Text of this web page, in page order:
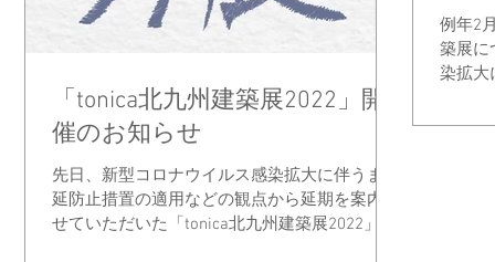
「tonica北九州建築展2022」開
催のお知らせ
先日、新型コロナウイルス感染拡大に伴うまん
延防止措置の適用などの観点から延期を案内さ
せていただいた「tonica北九州建築展2022」に
例年2
築展に
染拡大
した。